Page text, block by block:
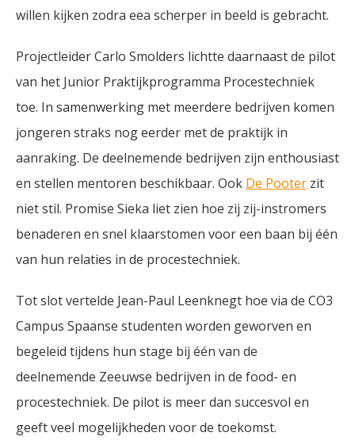
willen kijken zodra eea scherper in beeld is gebracht.
Projectleider Carlo Smolders lichtte daarnaast de pilot
van het Junior Praktijkprogramma Procestechniek
toe. In samenwerking met meerdere bedrijven komen
jongeren straks nog eerder met de praktijk in
aanraking. De deelnemende bedrijven zijn enthousiast
en stellen mentoren beschikbaar. Ook De Pooter zit
niet stil. Promise Sieka liet zien hoe zij zij-instromers
benaderen en snel klaarstomen voor een baan bij één
van hun relaties in de procestechniek.
Tot slot vertelde Jean-Paul Leenknegt hoe via de CO3
Campus Spaanse studenten worden geworven en
begeleid tijdens hun stage bij één van de
deelnemende Zeeuwse bedrijven in de food- en
procestechniek. De pilot is meer dan succesvol en
geeft veel mogelijkheden voor de toekomst.